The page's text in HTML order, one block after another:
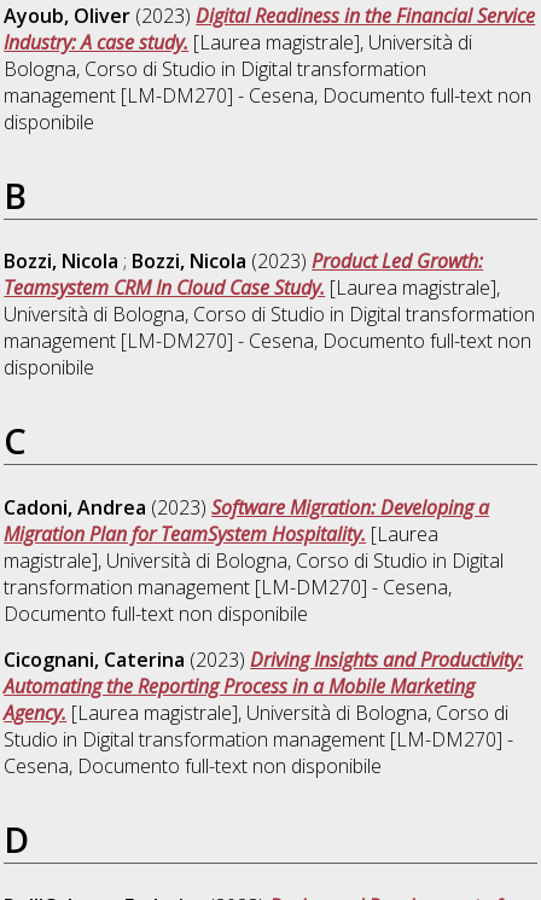
Ayoub, Oliver (2023)Digital Readiness in the Financial Service
Industry: A case study. [Laurea magistrale], Università di
Bologna, Corso di Studio in Digital transformation
management [LM-DM270] - Cesena, Documento full-text non
disponibile
B
Bozzi, Nicola ; Bozzi, Nicola (2023)Product Led Growth:
Teamsystem CRM In Cloud Case Study. [Laurea magistrale],
Università di Bologna, Corso di Studio in Digital transformation
management [LM-DM270] - Cesena, Documento full-text non
disponibile
C
Cadoni, Andrea (2023)Software Migration: Developing a
Migration Plan for TeamSystem Hospitality. [Laurea
magistrale], Università di Bologna, Corso di Studio in Digital
transformation management [LM-DM270] - Cesena,
Documento full-text non disponibile
Cicognani, Caterina (2023)Driving Insights and Productivity:
Automating the Reporting Process in a Mobile Marketing
Agency. [Laurea magistrale], Università di Bologna, Corso di
Studio in Digital transformation management [LM-DM270] -
Cesena, Documento full-text non disponibile
D